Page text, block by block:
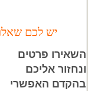
יש לכם
השאירו פרטים
ונחזור אליכם
בהקדם האפשרי